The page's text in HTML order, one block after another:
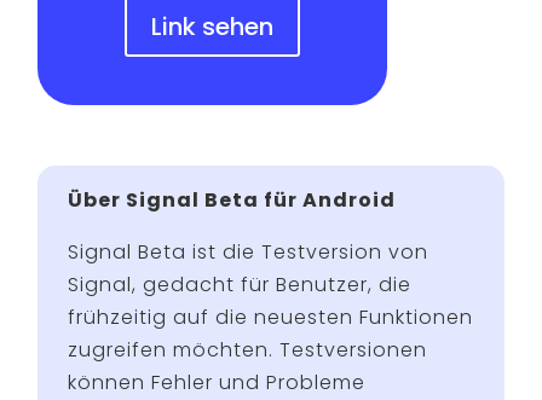
Link sehen
Über Signal Beta für Android
Signal Beta ist die Testversion von
Signal, gedacht für Benutzer, die
frühzeitig auf die neuesten Funktionen
zugreifen möchten. Testversionen
können Fehler und Probleme